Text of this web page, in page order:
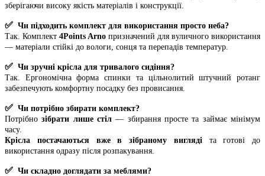
зберігаючи високу якість матеріалів і конструкції.
✅ Чи підходить комплект для використання просто неба?
Так. Комплект 4Points Arno призначений для вуличного використання
— матеріали стійкі до вологи, сонця та перепадів температур.
✅ Чи зручні крісла для тривалого сидіння?
Так. Ергономічна форма спинки та цільнолитий штучний ротанг
забезпечують комфортну посадку без провисання.
✅ Чи потрібно збирати комплект?
Потрібнозібрати лише стіл — збирання просте та займає мінімум
часу.
Крісла постачаються вже в зібраному вигляді та готові до
використання одразу після розпакування.
✅ Чи складно доглядати за меблями?